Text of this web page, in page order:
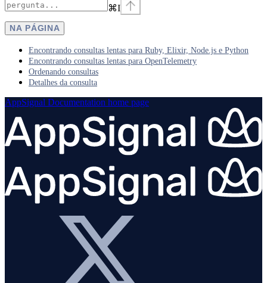
⌘I
NA PÁGINA
Encontrando consultas lentas para Ruby, Elixir, Node.js e Python
Encontrando consultas lentas para OpenTelemetry
Ordenando consultas
Detalhes da consulta
AppSignal Documentation home page